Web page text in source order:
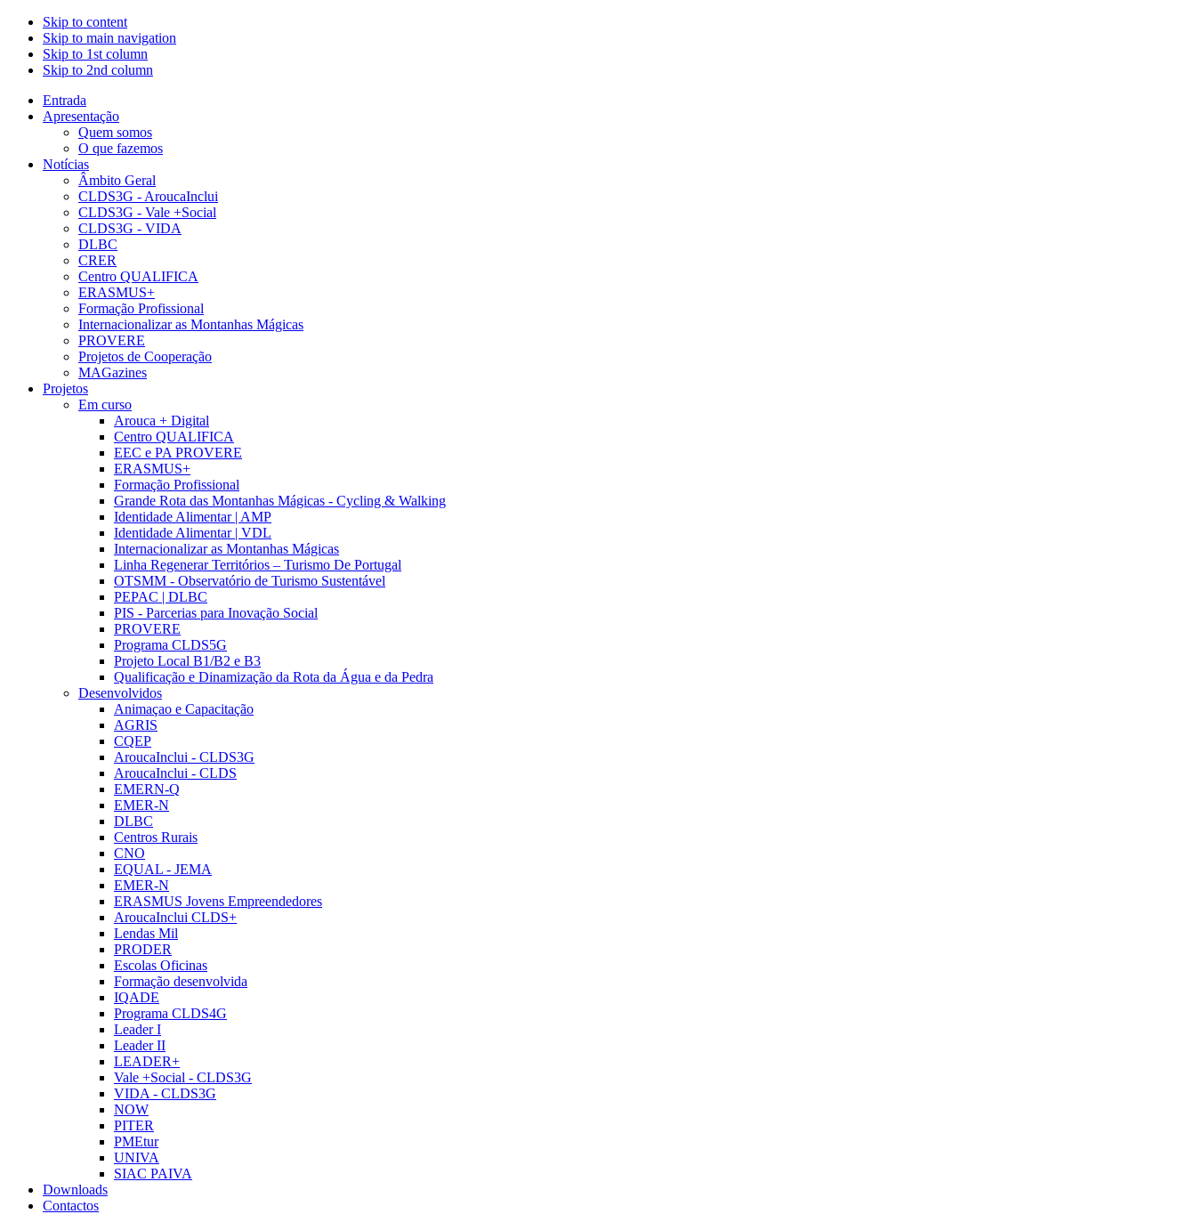
Skip to content
Skip to main navigation
Skip to 1st column
Skip to 2nd column
Entrada
Apresentação
Quem somos
O que fazemos
Notícias
Âmbito Geral
CLDS3G - AroucaInclui
CLDS3G - Vale +Social
CLDS3G - VIDA
DLBC
CRER
Centro QUALIFICA
ERASMUS+
Formação Profissional
Internacionalizar as Montanhas Mágicas
PROVERE
Projetos de Cooperação
MAGazines
Projetos
Em curso
Arouca + Digital
Centro QUALIFICA
EEC e PA PROVERE
ERASMUS+
Formação Profissional
Grande Rota das Montanhas Mágicas - Cycling & Walking
Identidade Alimentar | AMP
Identidade Alimentar | VDL
Internacionalizar as Montanhas Mágicas
Linha Regenerar Territórios – Turismo De Portugal
OTSMM - Observatório de Turismo Sustentável
PEPAC | DLBC
PIS - Parcerias para Inovação Social
PROVERE
Programa CLDS5G
Projeto Local B1/B2 e B3
Qualificação e Dinamização da Rota da Água e da Pedra
Desenvolvidos
Animaçao e Capacitação
AGRIS
CQEP
AroucaInclui - CLDS3G
AroucaInclui - CLDS
EMERN-Q
EMER-N
DLBC
Centros Rurais
CNO
EQUAL - JEMA
EMER-N
ERASMUS Jovens Empreendedores
AroucaInclui CLDS+
Lendas Mil
PRODER
Escolas Oficinas
Formação desenvolvida
IQADE
Programa CLDS4G
Leader I
Leader II
LEADER+
Vale +Social - CLDS3G
VIDA - CLDS3G
NOW
PITER
PMEtur
UNIVA
SIAC PAIVA
Downloads
Contactos